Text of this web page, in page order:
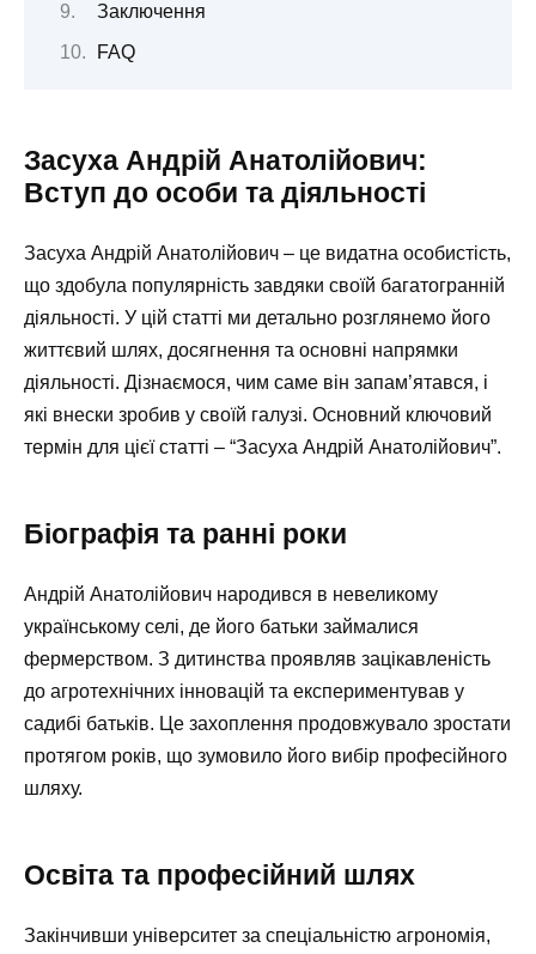
Заключення
FAQ
Засуха Андрій Анатолійович:
Вступ до особи та діяльності
Засуха Андрій Анатолійович – це видатна особистість,
що здобула популярність завдяки своїй багатогранній
діяльності. У цій статті ми детально розглянемо його
життєвий шлях, досягнення та основні напрямки
діяльності. Дізнаємося, чим саме він запам’ятався, і
які внески зробив у своїй галузі. Основний ключовий
термін для цієї статті – “Засуха Андрій Анатолійович”.
Біографія та ранні роки
Андрій Анатолійович народився в невеликому
українському селі, де його батьки займалися
фермерством. З дитинства проявляв зацікавленість
до агротехнічних інновацій та експериментував у
садибі батьків. Це захоплення продовжувало зростати
протягом років, що зумовило його вибір професійного
шляху.
Освіта та професійний шлях
Закінчивши університет за спеціальністю агрономія,